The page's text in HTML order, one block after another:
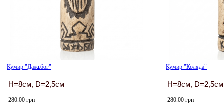
Кумир "Дажьбог"
H=8см, D=2,5см
280.00 грн
Кумир "Коляда"
H=8см, D=2,5см
280.00 грн